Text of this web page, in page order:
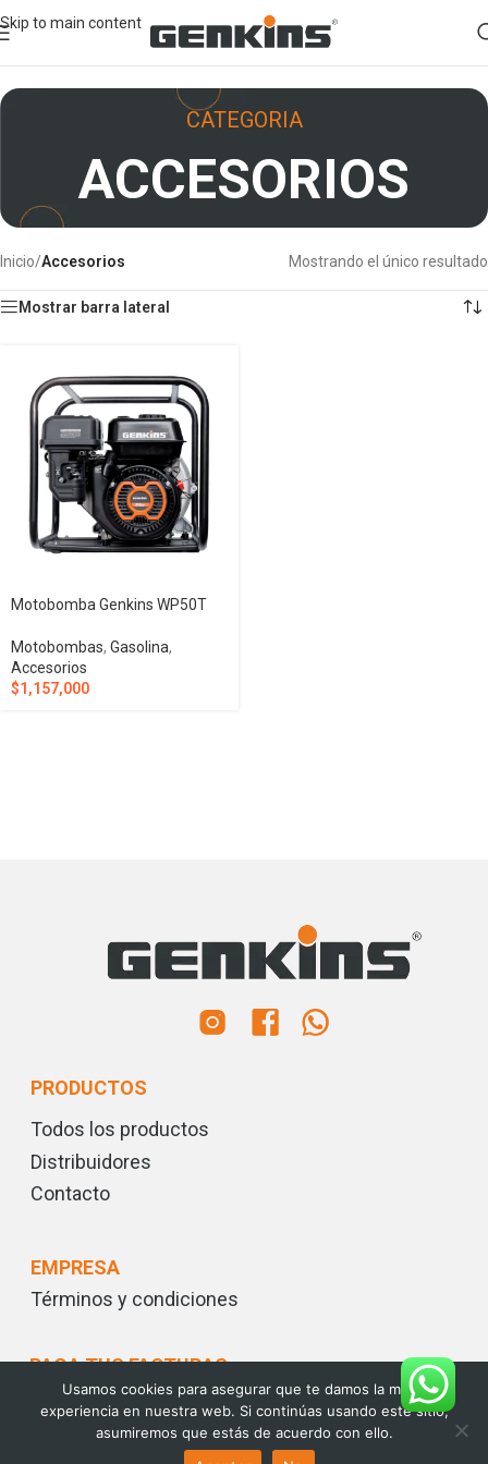
Skip to main content
CATEGORIA
ACCESORIOS
Inicio/Accesorios Mostrando el único resultado
Mostrar barra lateral
Motobomba Genkins WP50T
Motobombas, Gasolina,
Accesorios
$1,157,000
PRODUCTOS
Todos los productos
Distribuidores
Contacto
EMPRESA
Términos y condiciones
PAGA TUS FACTURAS
Usamos cookies para asegurar que te damos la mejor
experiencia en nuestra web. Si continúas usando este sitio,
asumiremos que estás de acuerdo con ello.